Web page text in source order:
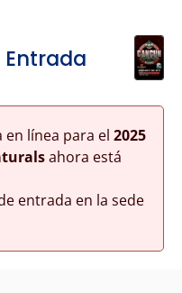
línea para el 2025
ahora está
entrada en la sede